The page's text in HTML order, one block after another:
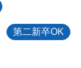
第二新卒OK